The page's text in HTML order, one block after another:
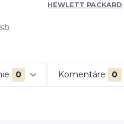
HEWLETT PACKARD
0 Komentáre 0